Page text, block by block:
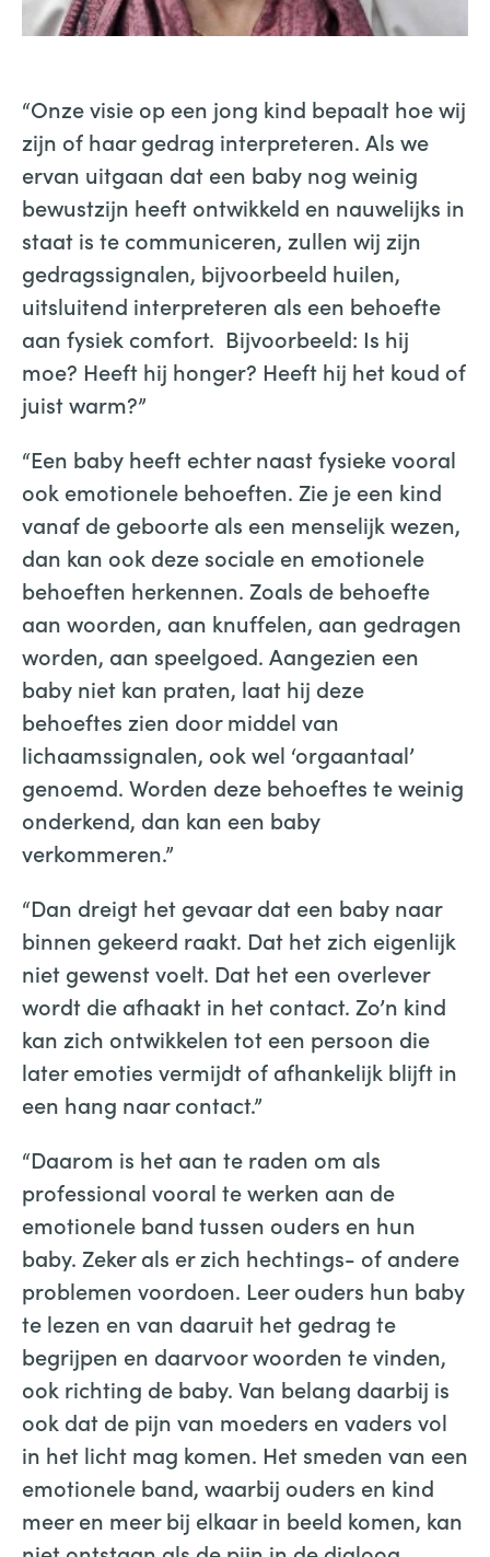
“Onze visie op een jong kind bepaalt hoe wij
zijn of haar gedrag interpreteren. Als we
ervan uitgaan dat een baby nog weinig
bewustzijn heeft ontwikkeld en nauwelijks in
staat is te communiceren, zullen wij zijn
gedragssignalen, bijvoorbeeld huilen,
uitsluitend interpreteren als een behoefte
aan fysiek comfort. Bijvoorbeeld: Is hij
moe? Heeft hij honger? Heeft hij het koud of
juist warm?”
“Een baby heeft echter naast fysieke vooral
ook emotionele behoeften. Zie je een kind
vanaf de geboorte als een menselijk wezen,
dan kan ook deze sociale en emotionele
behoeften herkennen. Zoals de behoefte
aan woorden, aan knuffelen, aan gedragen
worden, aan speelgoed. Aangezien een
baby niet kan praten, laat hij deze
behoeftes zien door middel van
lichaamssignalen, ook wel ‘orgaantaal’
genoemd. Worden deze behoeftes te weinig
onderkend, dan kan een baby
verkommeren.”
“Dan dreigt het gevaar dat een baby naar
binnen gekeerd raakt. Dat het zich eigenlijk
niet gewenst voelt. Dat het een overlever
wordt die afhaakt in het contact. Zo’n kind
kan zich ontwikkelen tot een persoon die
later emoties vermijdt of afhankelijk blijft in
een hang naar contact.”
“Daarom is het aan te raden om als
professional vooral te werken aan de
emotionele band tussen ouders en hun
baby. Zeker als er zich hechtings- of andere
problemen voordoen. Leer ouders hun baby
te lezen en van daaruit het gedrag te
begrijpen en daarvoor woorden te vinden,
ook richting de baby. Van belang daarbij is
ook dat de pijn van moeders en vaders vol
in het licht mag komen. Het smeden van een
emotionele band, waarbij ouders en kind
meer en meer bij elkaar in beeld komen, kan